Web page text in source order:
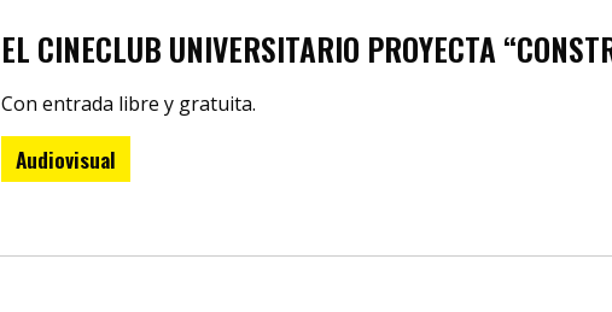
EL CINECLUB UNIVERSITARIO PROYECTA
Con entrada libre y gratuita.
Audiovisual